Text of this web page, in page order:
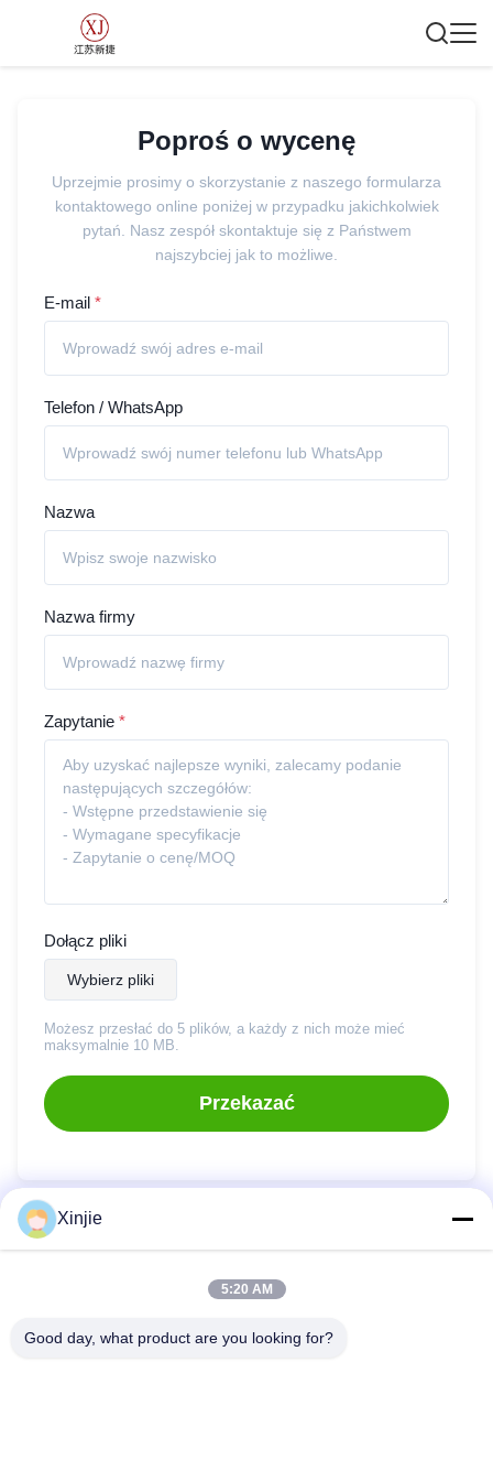
Poproś o wycenę
Uprzejmie prosimy o skorzystanie z naszego formularza
kontaktowego online poniżej w przypadku jakichkolwiek
pytań. Nasz zespół skontaktuje się z Państwem
najszybciej jak to możliwe.
E-mail *
Telefon / WhatsApp
Nazwa
Nazwa firmy
Zapytanie *
Dołącz pliki
Wybierz pliki
Możesz przesłać do 5 plików, a każdy z nich może mieć
maksymalnie 10 MB.
Przekazać
Szybkie Linki
Dom
O Nas
Xinjie
5:20 AM
Good day, what product are you looking for?